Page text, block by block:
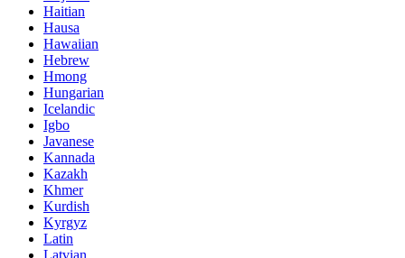
Haitian
Hausa
Hawaiian
Hebrew
Hmong
Hungarian
Icelandic
Igbo
Javanese
Kannada
Kazakh
Khmer
Kurdish
Kyrgyz
Latin
Latvian